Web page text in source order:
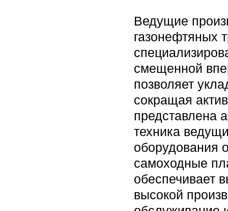
Ведущие
газонефтяных
смещенной
позволяет
сокращая
представлена
техника
оборудования
самоходные
обеспечивает
высокой